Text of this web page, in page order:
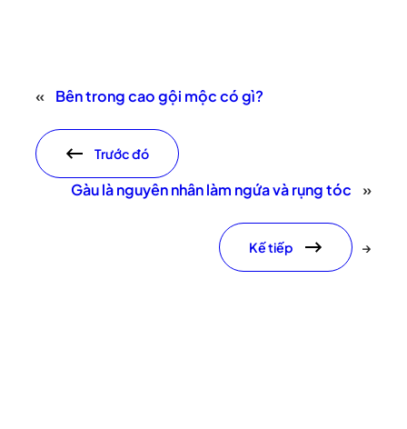
« Bên trong cao gội mộc có gì?
Trước đó
Gàu là nguyên nhân làm ngứa và rụng tóc »
Kế tiếp →